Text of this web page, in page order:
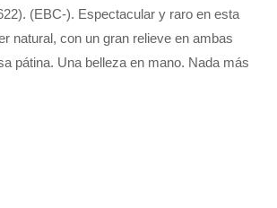
(EBC-). Espectacular y raro en esta
natural, con un gran relieve en ambas
pátina. Una belleza en mano. Nada más